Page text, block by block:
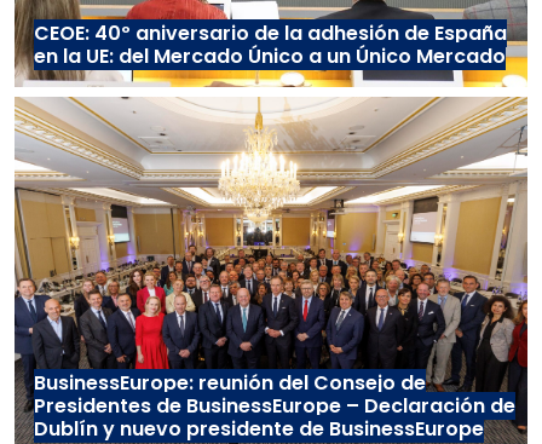
CEOE: 40º aniversario de la adhesión de España
en la UE: del Mercado Único a un Único Mercado
BusinessEurope: reunión del Consejo de
Presidentes de BusinessEurope – Declaración de
Dublín y nuevo presidente de BusinessEurope